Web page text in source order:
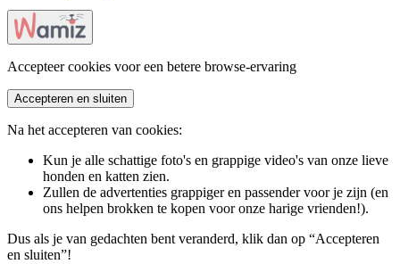
Accepteer cookies voor een betere browse-ervaring
Accepteren en sluiten
Na het accepteren van cookies:
Kun je alle schattige foto's en grappige video's van onze lieve
honden en katten zien.
Zullen de advertenties grappiger en passender voor je zijn (en
ons helpen brokken te kopen voor onze harige vrienden!).
Dus als je van gedachten bent veranderd, klik dan op “Accepteren
en sluiten”!